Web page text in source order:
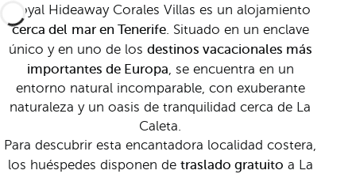
Royal Hideaway Corales Villas es un alojamiento
cerca del mar en Tenerife. Situado en un enclave
único y en uno de los destinos vacacionales más
importantes de Europa, se encuentra en un
entorno natural incomparable, con exuberante
naturaleza y un oasis de tranquilidad cerca de La
Caleta.
Para descubrir esta encantadora localidad costera,
los huéspedes disponen de traslado gratuito a La